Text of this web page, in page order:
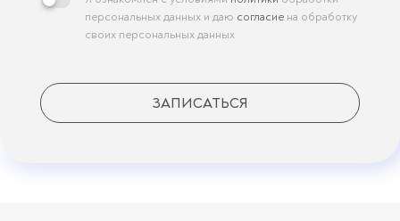
персональных данных и даю согласие на обработку
своих персональных данных
ЗАПИСАТЬСЯ